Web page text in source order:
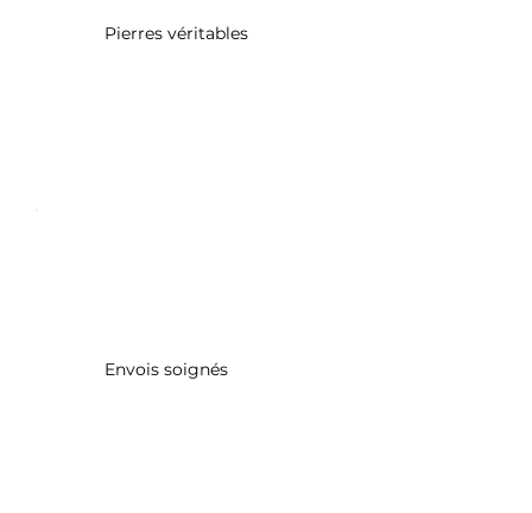
Pierres véritables
Envois soignés